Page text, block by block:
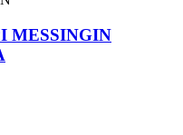
MESSINGIN